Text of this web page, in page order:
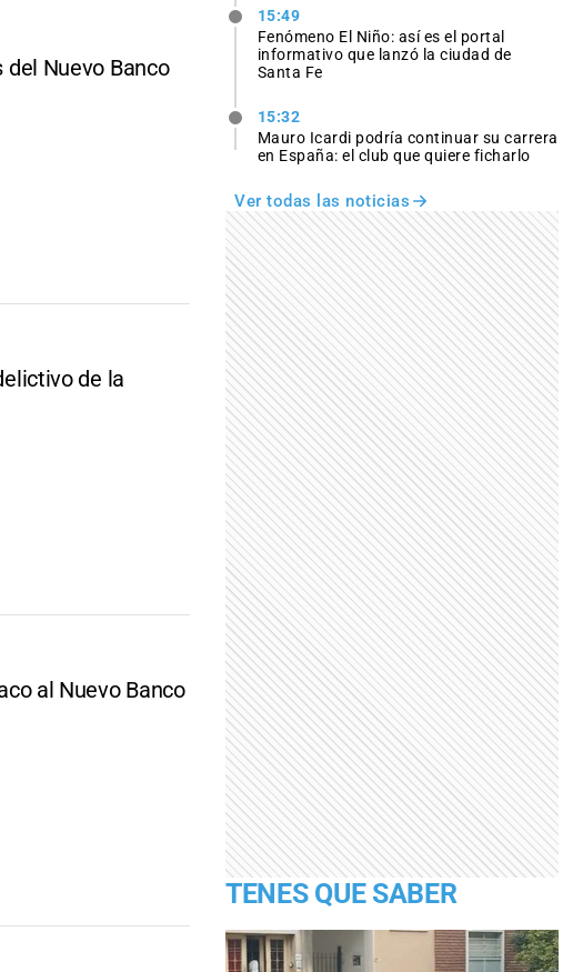
Nuevo Banco
de la
al Nuevo Banco
15:49
Fenómeno El Niño: así es el portal
informativo que lanzó la ciudad de
Santa Fe
15:32
Mauro Icardi podría continuar su carrera
en España: el club que quiere ficharlo
Ver todas las noticias
TENES QUE SABER